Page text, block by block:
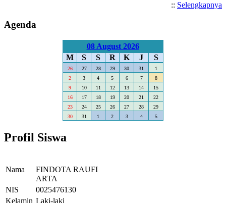
:: Selengkapnya
Agenda
08 August 2026
M
S S R K J S
26 27 28 29 30 31
1
2
3 4 5 6 7
8
9
10 11 12 13 14
15
16
17 18 19 20 21
22
23
24 25 26 27 28
29
30
31 1 2 3 4 5
Profil Siswa
Nama
FINDOTA RAUFI
ARTA
NIS
0025476130
Kelamin Laki-laki